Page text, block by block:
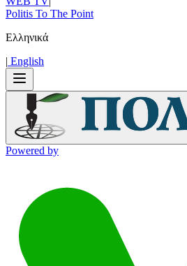
Politis To The Point
Ελληνικά
| Εnglish
Powered by